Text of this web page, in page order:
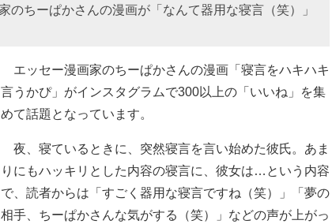
ちーぱかさんの漫画が「なんて器用な寝言（笑）」
エッセー漫画家のちーぱかさんの漫画「寝言をハキハキ
言うかぴ」がインスタグラムで300以上の「いいね」を集
めて話題となっています。
夜、寝ているときに、突然寝言を言い始めた彼氏。あま
りにもハッキリとした内容の寝言に、彼女は…という内容
で、読者からは「すごく器用な寝言ですね（笑）」「夢の
相手、ちーぱかさんな気がする（笑）」などの声が上がっ